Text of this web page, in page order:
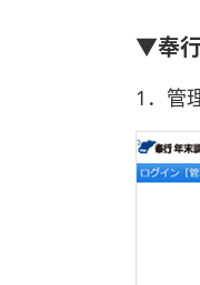
▼奉行
1．管